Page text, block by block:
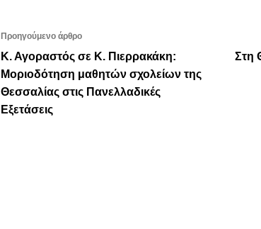
Προηγούμενο άρθρο
Κ. Αγοραστός σε Κ. Πιερρακάκη:
Μοριοδότηση μαθητών σχολείων της
Θεσσαλίας στις Πανελλαδικές
Εξετάσεις
Στη